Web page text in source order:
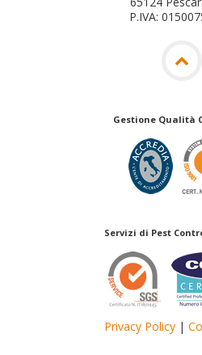
P.IVA:
Gestione Qualità
Servizi di Pest
Privacy Policy |